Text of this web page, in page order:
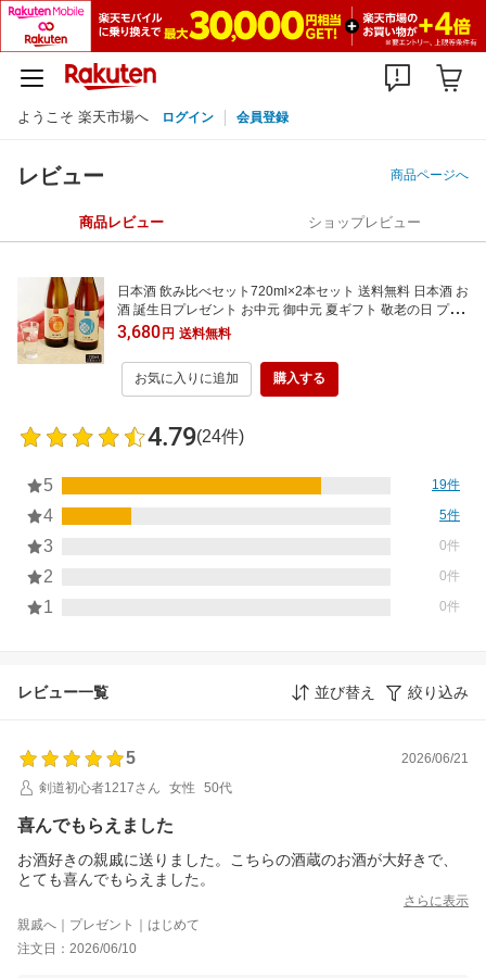
ようこそ 楽天市場へ ログイン 会員登録
レビュー 商品ページへ
商品レビュー ショップレビュー
日本酒 飲み比べセット720ml×2本セット 送料無料 日本酒 お
酒 誕生日プレゼント お中元 御中元 夏ギフト 敬老の日 プレ
ゼント 2026 父の日 父の日ギフト あさ開
3,680円 送料無料
お気に入りに追加 購入する
4.79(24件)
5 19件
4 5件
3 0件
2 0件
1 0件
レビュー一覧 並び替え 絞り込み
5
2026/06/21
剣道初心者1217さん
女性 50代
喜んでもらえました
お酒好きの親戚に送りました。こちらの酒蔵のお酒が大好きで、
とても喜んでもらえました。
さらに表示
親戚へ｜プレゼント｜はじめて
注文日：2026/06/10